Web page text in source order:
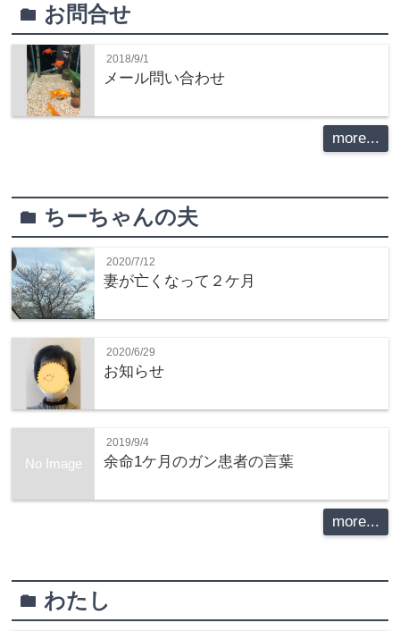
folder お問合せ
2018/9/1
メール問い合わせ
more...
folder ちーちゃんの夫
2020/7/12
妻が亡くなって２ケ月
2020/6/29
お知らせ
No Image
2019/9/4
余命1ケ月のガン患者の言葉
more...
folderわたし